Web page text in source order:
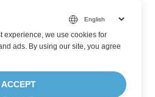
experience, we use cookies for
ads. By using our site, you agree
ACCEPT